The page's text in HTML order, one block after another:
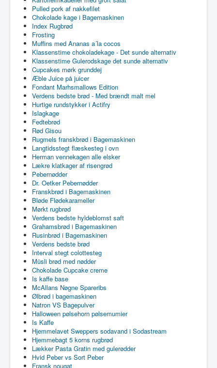
Pulled pork af nakkefilet
Chokolade kage i Bagemaskinen
Index Rugbrød
Frosting
Muffins med Ananas a´la cocos
Klassenstime chokoladekage - Det sunde alternativ
Klassenstime Gulerodskage det sunde alternativ
Cupcakes mørk grunddej
Æble Juice på juicer
Fondant Marhsmallows Edition
Verdens bedste brød - Med brændt malt mel
Hurtige rundstykker i Actifry
Islagkage
Fedtebrød
Rød Gisou
Rugmels franskbrød i Bagemaskinen
Langtidsstegt flæskesteg i ovn
Herman vennekagen alle elsker
Lækre klatkager af risengrød
Pebernødder
Dr. Oetker Pebernødder
Franskbrød i Bagemaskinen
Bløde Flødekarameller
Mørkt rugbrød
Verdens bedste hyldeblomst saft
Grahamsbrød i Bagemaskinen
Rusinbrød i Bagemaskinen
Verdens bedste brød
Interval stegt colottesteg
Müsli brød med nødder
Chokolade Cupcake creme
Is kaffe base
McAllans Nøgne Spareribs
Ølbrød i bagemaskinen
Natron VS Bagepulver
Halloween pølsehorn pølsemumier
Is Kaffe
Hjemmelavet Sweppers sodavand i Sodastream
Hjemmebagt 5 korns rugbrød
Lækker Pasta Gratin med gulerødder
Hvid Peber vs Sort Peber
Fransk nougat